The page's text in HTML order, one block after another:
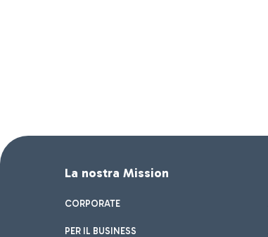
La nostra Mission
CORPORATE
PER IL BUSINESS